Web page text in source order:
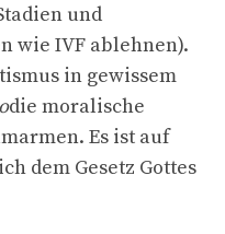
und
wie IVF ablehnen).
in gewissem
die moralische
Es ist auf
dem Gesetz Gottes